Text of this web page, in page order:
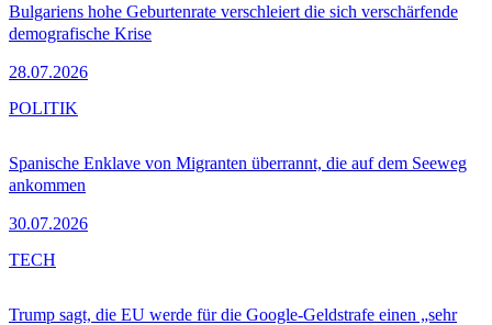
Bulgariens hohe Geburtenrate verschleiert die sich verschärfende
demografische Krise
28.07.2026
Spanische Enklave von Migranten überrannt, die auf dem Seeweg
ankommen
30.07.2026
POLITIK
Trump sagt, die EU werde für die Google-Geldstrafe einen „sehr
TECH